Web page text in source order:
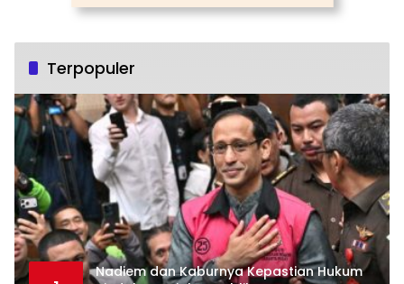
Terpopuler
Nadiem dan Kaburnya Kepastian Hukum